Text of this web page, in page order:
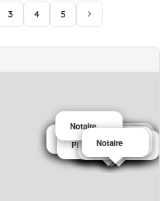
3 4 5
Bijouterie
Comptable
Dentiste
NotaireNotaire
Notaire
Menuiserie
Fenêtre
Fenêtre
Menuiserie
Notaire
chasse & pêche
Pièce automobile
Pièce d'automobile
Denturologie
Notaire
Notaire
Notaire